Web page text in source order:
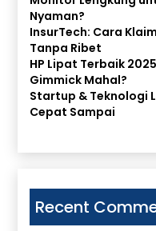
Nyaman?
InsurTech: Cara
Tanpa Ribet
HP Lipat Terbaik
Gimmick Mahal?
Startup & Teknologi
Cepat Sampai
Recent